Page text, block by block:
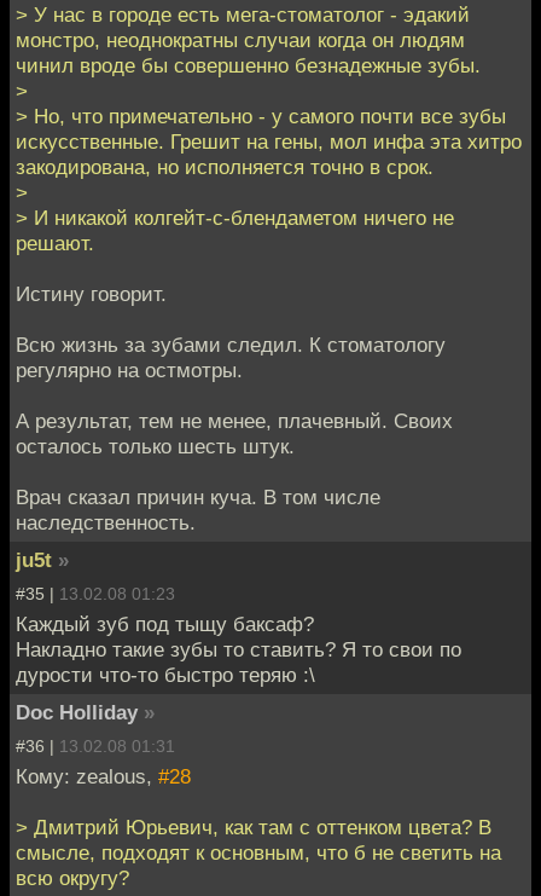
> У нас в городе есть мега-стоматолог - эдакий
монстро, неоднократны случаи когда он людям
чинил вроде бы совершенно безнадежные зубы.
>
> Но, что примечательно - у самого почти все зубы
искусственные. Грешит на гены, мол инфа эта хитро
закодирована, но исполняется точно в срок.
>
> И никакой колгейт-с-блендаметом ничего не
решают.
Истину говорит.
Всю жизнь за зубами следил. К стоматологу
регулярно на остмотры.
А результат, тем не менее, плачевный. Своих
осталось только шесть штук.
Врач сказал причин куча. В том числе
наследственность.
ju5t »
#35 | 13.02.08 01:23
Каждый зуб под тыщу баксаф?
Накладно такие зубы то ставить? Я то свои по
дурости что-то быстро теряю :\
Doc Holliday »
#36 | 13.02.08 01:31
Кому: zealous, #28
> Дмитрий Юрьевич, как там с оттенком цвета? В
смысле, подходят к основным, что б не светить на
всю округу?